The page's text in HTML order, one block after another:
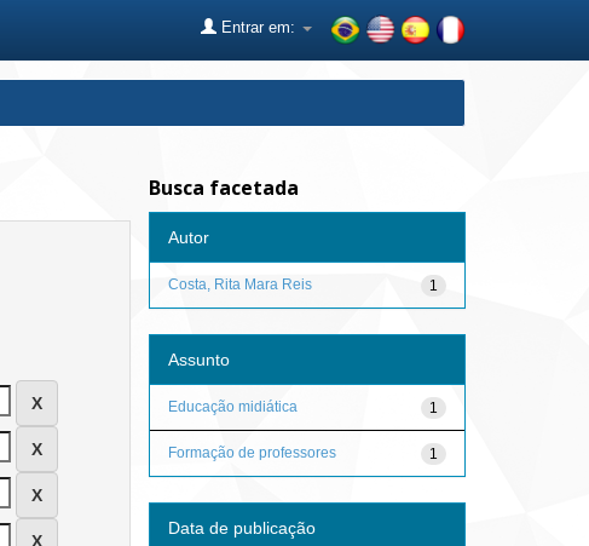
Entrar em:
Busca facetada
Autor
1
Costa, Rita Mara Reis
Assunto
1
Educação midiática
1
Formação de professores
Data de publicação